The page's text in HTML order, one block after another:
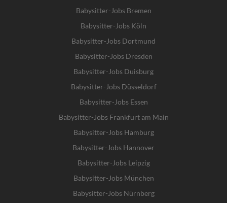
Babysitter-Jobs Bremen
Babysitter-Jobs Köln
Babysitter-Jobs Dortmund
Babysitter-Jobs Dresden
Babysitter-Jobs Duisburg
Babysitter-Jobs Düsseldorf
Babysitter-Jobs Essen
Babysitter-Jobs Frankfurt am Main
Babysitter-Jobs Hamburg
Babysitter-Jobs Hannover
Babysitter-Jobs Leipzig
Babysitter-Jobs München
Babysitter-Jobs Nürnberg